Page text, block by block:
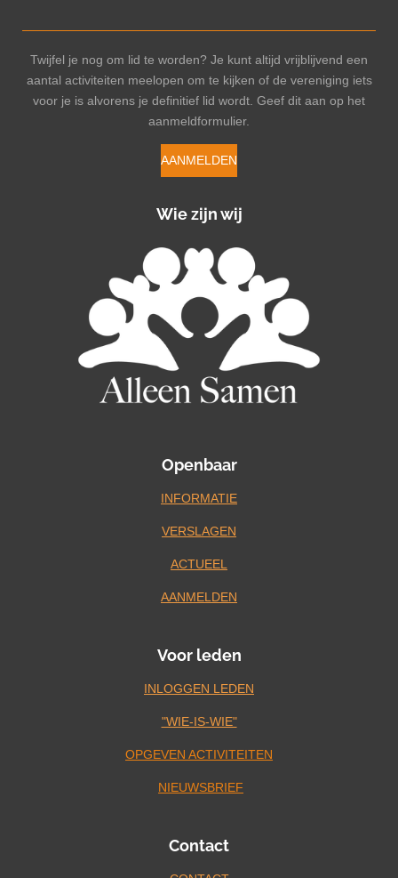
Twijfel je nog om lid te worden? Je kunt altijd vrijblijvend een
aantal activiteiten meelopen om te kijken of de vereniging iets
voor je is alvorens je definitief lid wordt. Geef dit aan op het
aanmeldformulier.
AANMELDEN
Wie zijn wij
Openbaar
INFORMATIE
VERSLAGEN
ACTUEEL
AANMELDEN
Voor leden
INLOGGEN LEDEN
"WIE-IS-WIE"
OPGEVEN ACTIVITEITEN
NIEUWSBRIEF
Contact